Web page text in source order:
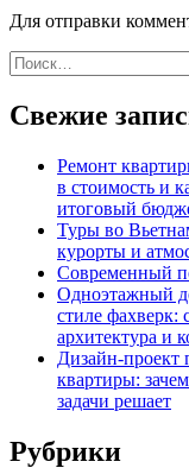
Для отправки
Найти:
Свежие
Ремонт
в стоимость и
итоговый
Туры во
курорты и
Современный
Одноэтажный
стиле фахверк:
архитектура и
Дизайн-проект
квартиры:
задачи решает
Рубрики